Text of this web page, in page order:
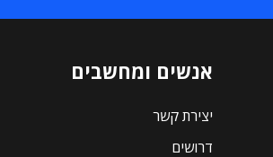
אנשים ומחשבים
יצירת קשר
דרושים